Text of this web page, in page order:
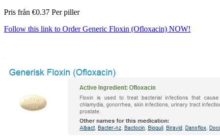
Pris från €0.37 Per piller
Follow this link to Order Generic Floxin (Ofloxacin) NOW!